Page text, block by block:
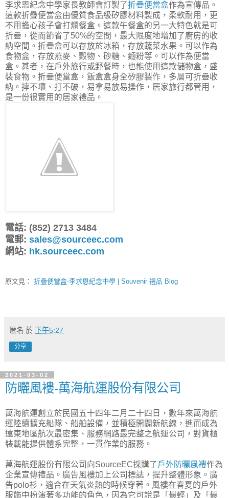
李求恩紀念中學家長教師會訂製了折疊便當盒作為宣傳品。
這款折疊便當盒由優質食品級矽膠材料製成，柔軟耐用，更
不用擔心孩子會打爛餐盒。這款午餐盒的另一大特色就是可
折疊，從而節省了50%的空間，最大限度地增加了廚房的收
納空間。折疊盒可以存放於冰箱，存放蔬菜水果。可以作為
食物盒，存放燕麥、穀物、砂糖、麵粉等。可以作為便當
盒。甚者，在戶外旅行或野餐時，也能使用這款儲物盒，盛
裝食物。折疊便當盒，飯盒盒身全矽膠製作，多層可折疊收
納。摔不壞、打不破，易拿易放易操作，居家旅行都管用，
是一份很實用的居家禮品。
電話: (852) 2713 3484
電郵: sales@sourceec.com
網站: hk.sourceec.com
原文見： 折疊便當盒-李求恩紀念中學 | Souvenir 禮品 Blog
匿名 於 下午5:27
分享
2021-03-02
防曬風褸-萬海航運股份有限公司
萬海航運創立於民國五十四年二月二十四日，數年來萬海航
運陸續擴充船隊、船舶設備，並積極開闢新航線，進而成為
遠東地區航次最密集、服務網路最完整之航運公司，對貨櫃
裝載能提供體系完整，一貫作業的服務。
萬海航運股份有限公司向SourceEC採購了 戶外防曬風褸作為
企業宣傳禮品。廣告風褸加上公司標誌，提升整體形象。廣
告polo衫，適合在天氣炎熱的時候穿著。風褸在春夏的戶外
服飾中扮演著多功能的角色，因為它可說是「最輕」及「最